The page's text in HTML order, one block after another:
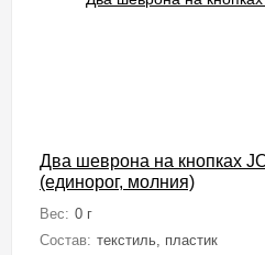
Два шеврона на кнопках
(единорог, молния)
Вес: 0 г
Состав: текстиль, пластик